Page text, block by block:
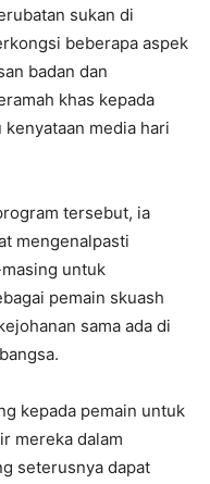
sukan di
beberapa aspek
badan dan
khas kepada
kenyataan media hari
tersebut, ia
mengenalpasti
untuk
pemain skuash
sama ada di
kepada pemain untuk
mereka dalam
seterusnya dapat